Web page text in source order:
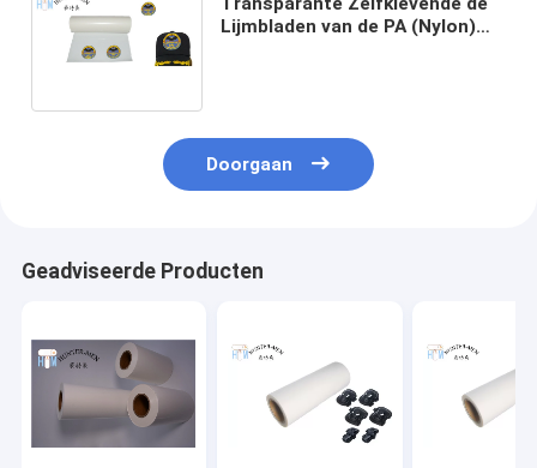
Lijmbladen van de PA (Nylon)
Doorgaan
Geadviseerde Producten